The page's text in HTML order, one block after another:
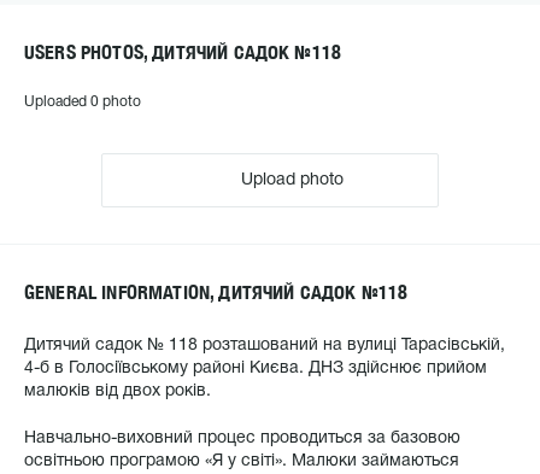
USERS PHOTOS, ДИТЯЧИЙ САДОК №118
Uploaded 0 photo
Upload photo
GENERAL INFORMATION, ДИТЯЧИЙ САДОК №118
Дитячий садок № 118 розташований на вулиці Тарасівській,
4-б в Голосіївському районі Києва. ДНЗ здійснює прийом
малюків від двох років.
Навчально-виховний процес проводиться за базовою
освітньою програмою «Я у світі». Малюки займаються